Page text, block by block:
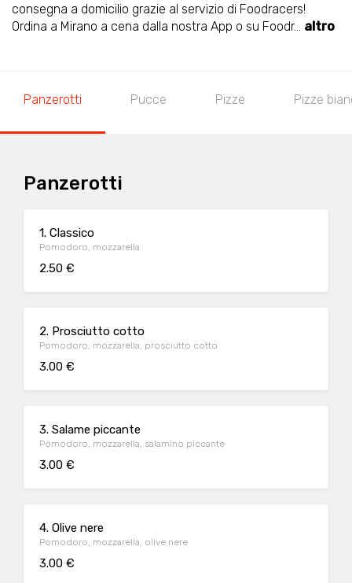
consegna a domicilio grazie al servizio di Foodracers!
Ordina a Mirano a cena dalla nostra App o su Foodr... altro
Panzerotti Pucce Pizze Pizze
Panzerotti
1. Classico
Pomodoro, mozzarella
2.50 €
2. Prosciutto cotto
Pomodoro, mozzarella, prosciutto cotto
3.00 €
3. Salame piccante
Pomodoro, mozzarella, salamino piccante
3.00 €
4. Olive nere
Pomodoro, mozzarella, olive nere
3.00 €